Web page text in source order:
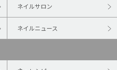
ネイルサロン
ネイルニュース